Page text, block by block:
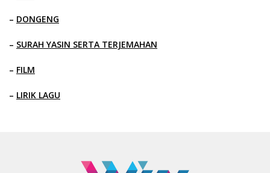
– DONGENG
– SURAH YASIN SERTA TERJEMAHAN
– FILM
– LIRIK LAGU